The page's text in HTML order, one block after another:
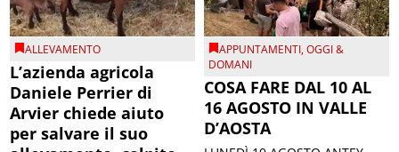
ALLEVAMENTO
L’azienda agricola
Daniele Perrier di
Arvier chiede aiuto
per salvare il suo
APPUNTAMENTI,OGGI &
DOMANI
COSA FARE DAL 10 AL
16 AGOSTO IN VALLE
D’AOSTA